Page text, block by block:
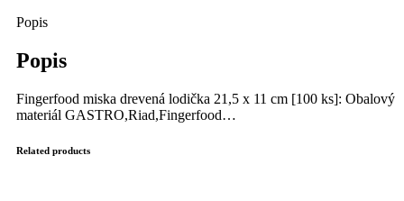
Popis
Popis
Fingerfood miska drevená lodička 21,5 x 11 cm [100 ks]: Obalový
materiál GASTRO,Riad,Fingerfood…
Related products